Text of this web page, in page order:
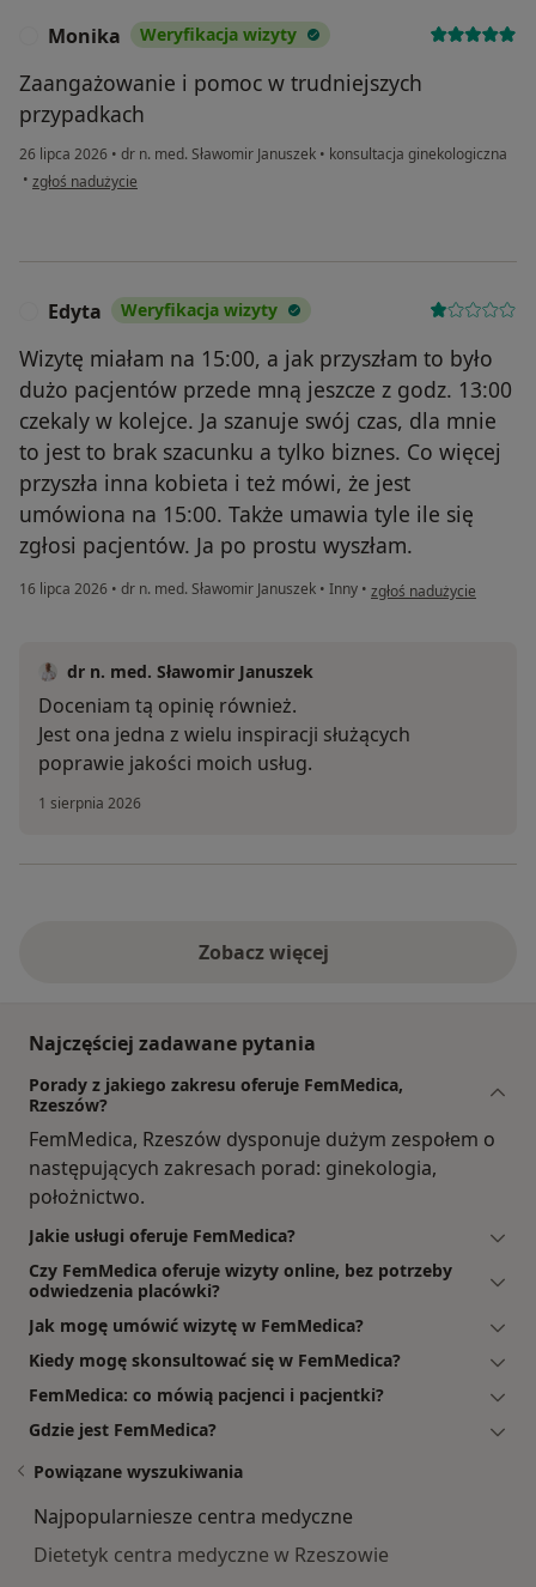
Monika Weryfikacja wizyty
Zaangażowanie i pomoc w trudniejszych
przypadkach
26 lipca 2026 • dr n. med. Sławomir Januszek • konsultacja ginekologiczna
• w opinii użytkownika Monika
zgłoś nadużycie
Edyta Weryfikacja wizyty
Wizytę miałam na 15:00, a jak przyszłam to było
dużo pacjentów przede mną jeszcze z godz. 13:00
czekaly w kolejce. Ja szanuje swój czas, dla mnie
to jest to brak szacunku a tylko biznes. Co więcej
przyszła inna kobieta i też mówi, że jest
umówiona na 15:00. Także umawia tyle ile się
zgłosi pacjentów. Ja po prostu wyszłam.
16 lipca 2026 • dr n. med. Sławomir Januszek • Inny • w opinii użytkownika
zgłoś nadużycie
dr n. med. Sławomir Januszek
Doceniam tą opinię również.
Jest ona jedna z wielu inspiracji służących
poprawie jakości moich usług.
1 sierpnia 2026
Zobacz więcej
Najczęściej zadawane pytania
Porady z jakiego zakresu oferuje FemMedica,
Rzeszów?
FemMedica, Rzeszów dysponuje dużym zespołem o
następujących zakresach porad: ginekologia,
położnictwo.
Jakie usługi oferuje FemMedica?
Czy FemMedica oferuje wizyty online, bez potrzeby
odwiedzenia placówki?
Jak mogę umówić wizytę w FemMedica?
Kiedy mogę skonsultować się w FemMedica?
FemMedica: co mówią pacjenci i pacjentki?
Gdzie jest FemMedica?
Powiązane wyszukiwania
Najpopularniesze centra medyczne
Dietetyk centra medyczne w Rzeszowie